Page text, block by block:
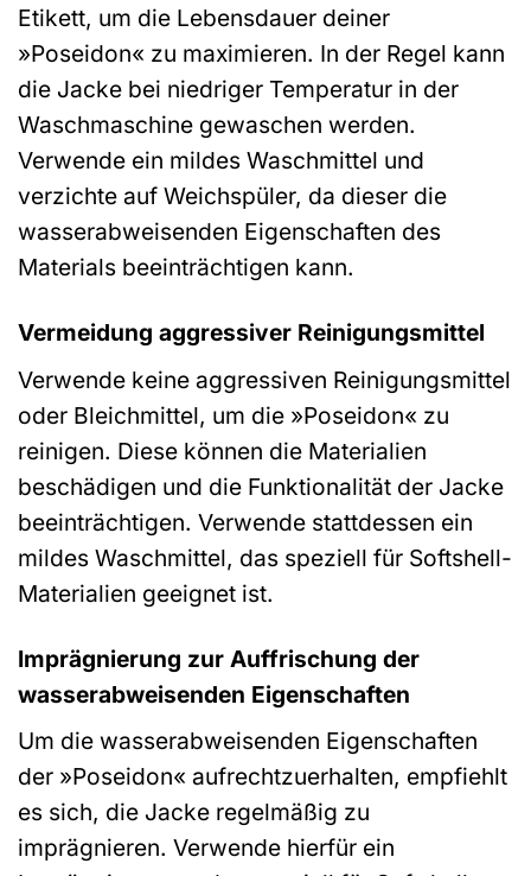
Etikett, um die Lebensdauer deiner
»Poseidon« zu maximieren. In der Regel kann
die Jacke bei niedriger Temperatur in der
Waschmaschine gewaschen werden.
Verwende ein mildes Waschmittel und
verzichte auf Weichspüler, da dieser die
wasserabweisenden Eigenschaften des
Materials beeinträchtigen kann.
Vermeidung aggressiver Reinigungsmittel
Verwende keine aggressiven Reinigungsmittel
oder Bleichmittel, um die »Poseidon« zu
reinigen. Diese können die Materialien
beschädigen und die Funktionalität der Jacke
beeinträchtigen. Verwende stattdessen ein
mildes Waschmittel, das speziell für Softshell-
Materialien geeignet ist.
Imprägnierung zur Auffrischung der
wasserabweisenden Eigenschaften
Um die wasserabweisenden Eigenschaften
der »Poseidon« aufrechtzuerhalten, empfiehlt
es sich, die Jacke regelmäßig zu
imprägnieren. Verwende hierfür ein